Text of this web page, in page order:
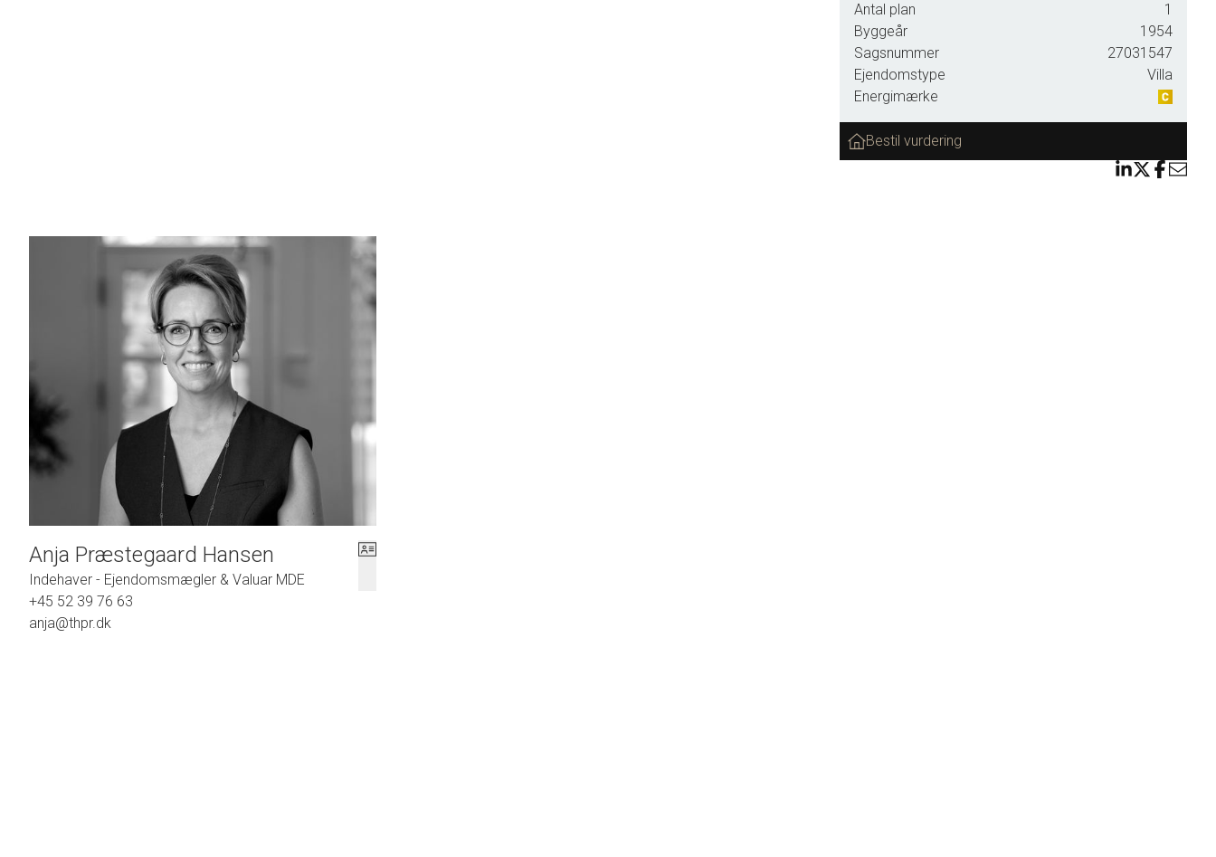
Hvis denne villa kunne være noget for dig, så ring til os allerede i dag, vi er klar til at fremvise ejendommen.
Antal plan
1
Byggeår
1954
Sagsnummer
27031547
Ejendomstype
Villa
Energimærke
Bestil vurdering
Anja Præstegaard Hansen
Indehaver - Ejendomsmægler & Valuar MDE
+45 52 39 76 63
anja@thpr.dk